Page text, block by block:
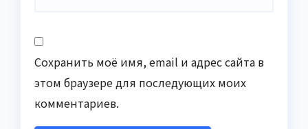
Сохранить моё имя, email и адрес сайта в
этом браузере для последующих моих
комментариев.